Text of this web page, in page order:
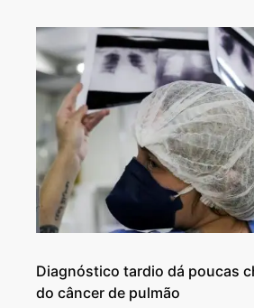
Diagnóstico tardio dá poucas
do câncer de pulmão